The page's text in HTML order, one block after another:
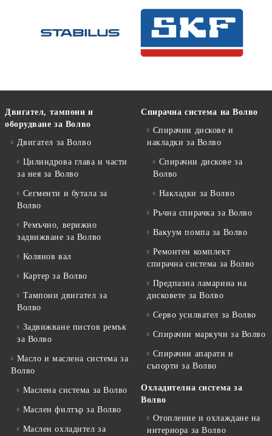
Двигател, тампони и
оборудване за Волво
Двигател за Волво
Цилиндрова глава и части
за нея за Волво
Сегменти и бутала за
Волво
Ремъчно, верижно
задвижване за Волво
Колянов вал
Картер за Волво
Тампони двигател за
Волво
Задвижване пистов ремък
за Волво
Масло и маслена система за
Волво
Маслена система за Волво
Маслен филтър за Волво
Маслен охладител за
Спирачна система на Волво
Спирачни дискове и
накладки за Волво
Спирачни дискове за
Волво
Накладки за Волво
Ръчна спирачка за Волво
Вакуум помпа за Волво
Ремонтен комплект
спирачна система за Волво
Предпазна ламарина на
дисковете за Волво
Серво усилвател за Волво
Спирачни маркучи за Волво
Спирачни апарати и
съпорти за Волво
Охладителна система за
Волво
Отопление и охлаждане на
интериора за Волво